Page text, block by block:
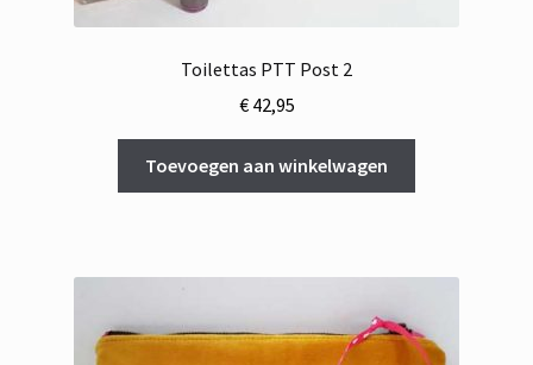
Toilettas PTT Post 2
€42,95
Toevoegen aan winkelwagen